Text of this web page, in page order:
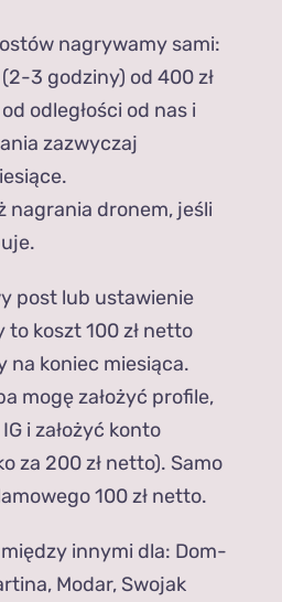
nagrywamy sami:
3 godziny) od 400 zł
odległości od nas i
zazwyczaj
nagrania dronem, jeśli
post lub ustawienie
koszt 100 zł netto
na koniec miesiąca.
mogę założyć profile,
i założyć konto
za 200 zł netto). Samo
100 zł netto.
innymi dla: Dom-
Modar, Swojak